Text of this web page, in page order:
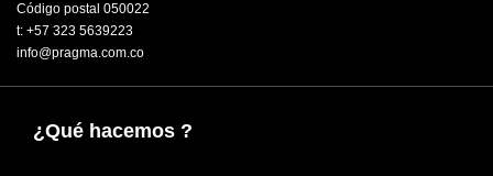
Código postal 050022
t: +57 323 5639223
info@pragma.com.co
¿Qué hacemos ?